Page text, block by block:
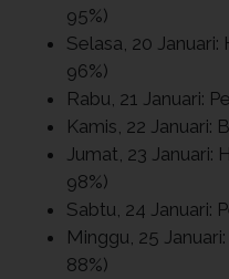
95%)
Selasa, 20 Januari:
96%)
Rabu, 21 Januari:
Kamis, 22 Januari:
Jumat, 23 Januari:
98%)
Sabtu, 24 Januari:
Minggu, 25
88%)